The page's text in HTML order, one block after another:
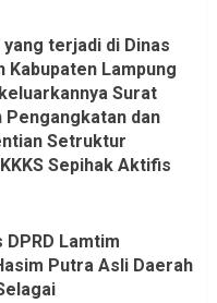
terjadi di Dinas
Kabupaten Lampung
Surat
Pengangkatan dan
Setruktur
Sepihak Aktifis
pastikan penuh Unsur
Politik.
Lamtim
Putra Asli Daerah